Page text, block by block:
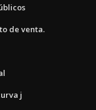
de venta.
j